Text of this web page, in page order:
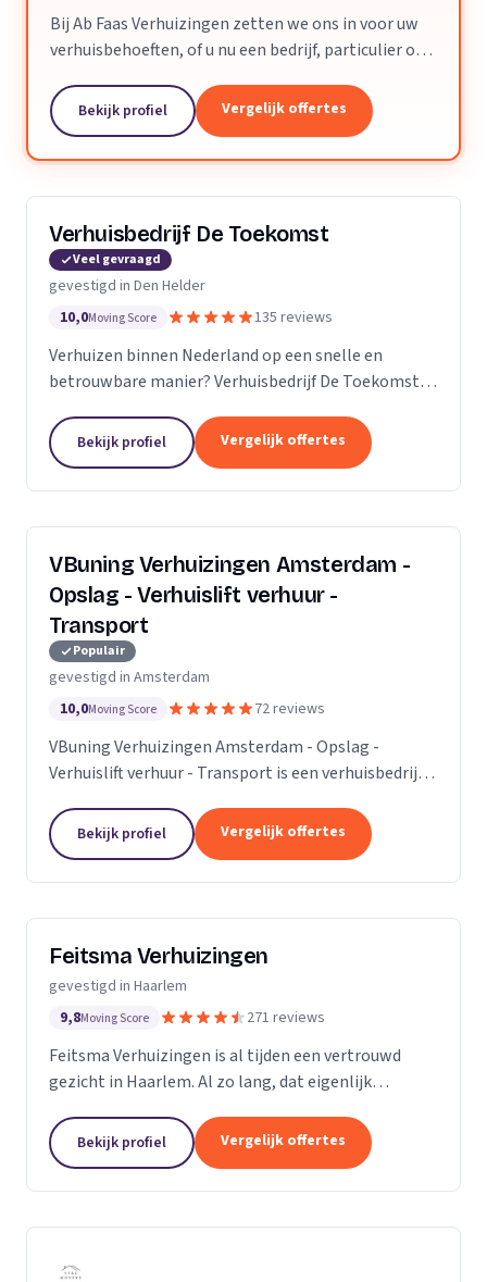
Bij Ab Faas Verhuizingen zetten we ons in voor uw
verhuisbehoeften, of u nu een bedrijf, particulier of
begrijpen we de unieke behoeften van...
Bekijk profiel Vergelijk offertes
Verhuisbedrijf De Toekomst
Veel gevraagd
gevestigd in Den Helder
10,0Moving Score 135 reviews
Verhuizen binnen Nederland op een snelle en
betrouwbare manier? Verhuisbedrijf De Toekomst
worden naar de nieuwe locatie. En dat 24/7! Want of
u...
Bekijk profiel Vergelijk offertes
VBuning Verhuizingen Amsterdam -
Opslag - Verhuislift verhuur -
Transport
Populair
gevestigd in Amsterdam
10,0Moving Score 72 reviews
VBuning Verhuizingen Amsterdam - Opslag -
Verhuislift verhuur - Transport is een verhuisbedrijf
Bekijk profiel Vergelijk offertes
Feitsma Verhuizingen
gevestigd in Haarlem
9,8Moving Score 271 reviews
Feitsma Verhuizingen is al tijden een vertrouwd
gezicht in Haarlem. Al zo lang, dat eigenlijk
ooit begonnen is met verhuizen. De eerste
advertenties van...
Bekijk profiel Vergelijk offertes